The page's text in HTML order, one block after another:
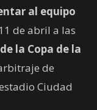
al equipo
de abril a las
la Copa de la
de
Ciudad